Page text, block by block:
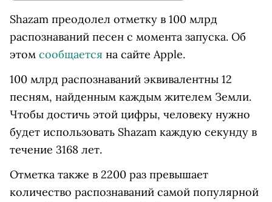
Shazam преодолел отметку в 100 млрд
распознаваний песен с момента запуска. Об
этом сообщается на сайте Apple.
100 млрд распознаваний эквивалентны 12
песням, найденным каждым жителем Земли.
Чтобы достичь этой цифры, человеку нужно
будет использовать Shazam каждую секунду в
течение 3168 лет.
Отметка также в 2200 раз превышает
количество распознаваний самой популярной